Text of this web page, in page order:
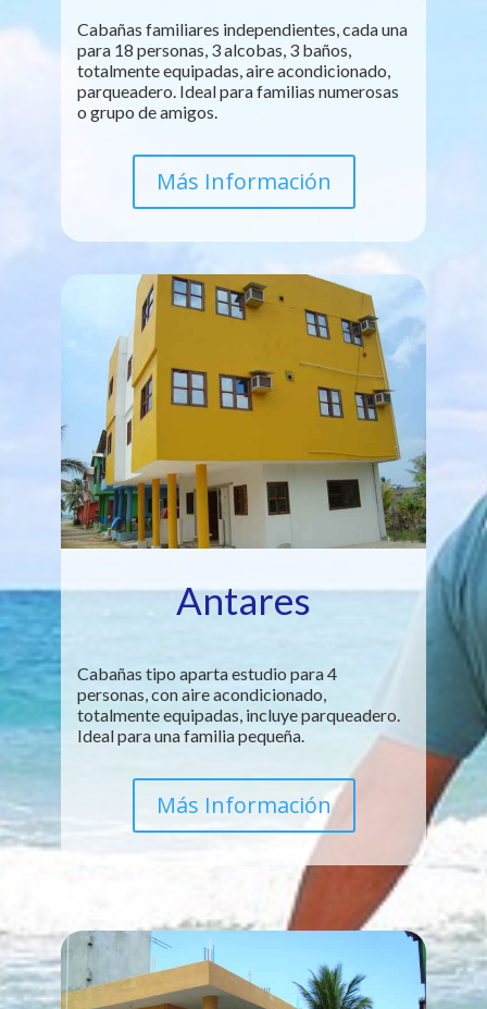
Cabañas familiares independientes, cada una
para 18 personas, 3 alcobas, 3 baños,
totalmente equipadas, aire acondicionado,
parqueadero. Ideal para familias numerosas
o grupo de amigos.
Más Información
Antares
Cabañas tipo aparta estudio para 4
personas, con aire acondicionado,
totalmente equipadas, incluye parqueadero.
Ideal para una familia pequeña.
Más Información